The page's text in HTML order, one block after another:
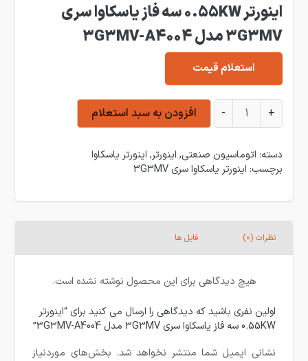
اینورتر 0.55KW سه فاز یاسکاوا سری
3G3MV مدل 3G3MV-A4004
استعلام قیمت
اینورتر 0.55KW سه فاز یاسکاوا سری 3G3MV مدل 3G3MV-A4004 عدد
+
- افزودن به سبد استعلام
دسته: اتوماسیون صنعتی, اینورتر, اینورتر یاسکاوا
برچسب: اینورتر یاسکاوا سری 3G3MV
نظرات (0) فایل ها
هیچ دیدگاهی برای این محصول نوشته نشده است.
اولین نفری باشید که دیدگاهی را ارسال می کنید برای “اینورتر
0.55KW سه فاز یاسکاوا سری 3G3MV مدل 3G3MV-A4004”
نشانی ایمیل شما منتشر نخواهد شد. بخش‌های موردنیاز